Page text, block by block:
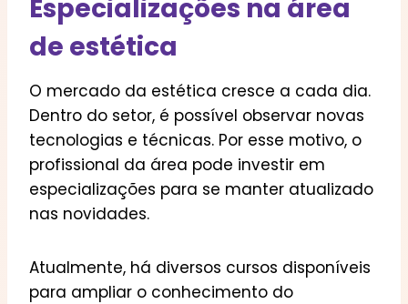
Especializações na área
de estética
O mercado da estética cresce a cada dia.
Dentro do setor, é possível observar novas
tecnologias e técnicas. Por esse motivo, o
profissional da área pode investir em
especializações para se manter atualizado
nas novidades.
Atualmente, há diversos cursos disponíveis
para ampliar o conhecimento do